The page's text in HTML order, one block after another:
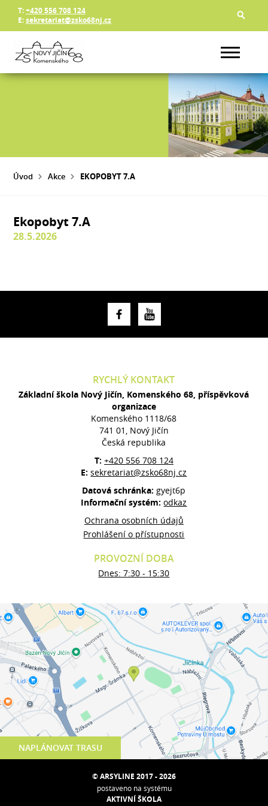
T:+420 556 708 124
E:sekretariat@zsko68nj.cz
Úvod Akce EKOPOBYT 7.A
Ekopobyt 7.A
28.5.2026
NAPLÁNOVAT TRASU
RYCHLÝ KONTAKT
Základní škola Nový Jičín, Komenského 68, příspěvková
organizace
Komenského 1118/68
741 01, Nový Jičín
Česká republika
T: +420 556 708 124
E:sekretariat@zsko68nj.cz
Datová schránka:gyejt6p
Informační systém:odkaz
Ochrana osobních údajů
Prohlášení o přístupnosti
PROVOZNÍ DOBA
Dnes: 7:30 - 15:30
© ARSYLINE 2017 - 2026
postaveno na systému
AKTIVNÍ ŠKOLA